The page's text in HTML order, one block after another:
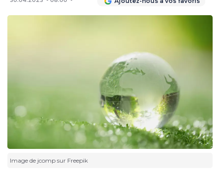
Image de jcomp sur Freepik